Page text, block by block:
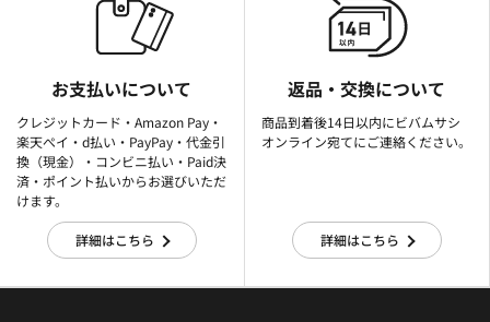
お支払いについて
クレジットカード・Amazon Pay・
楽天ぺイ・d払い・PayPay・代金引
換（現金）・コンビニ払い・Paid決
済・ポイント払いからお選びいただ
けます。
詳細はこちら
返品・交換について
商品到着後14日以内にビバムサシ
オンライン宛てにご連絡ください。
詳細はこちら